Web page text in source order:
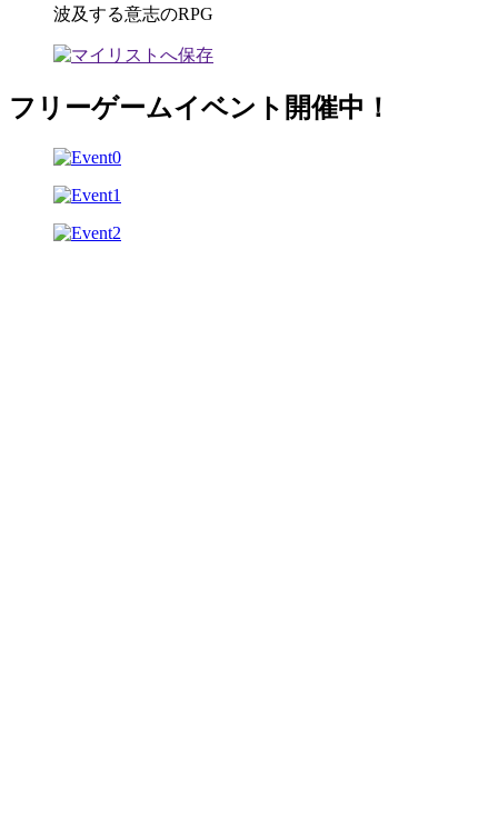
波及する意志のRPG
フリーゲームイベント開催中！